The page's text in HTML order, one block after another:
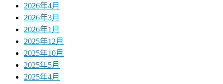
2026年4月
2026年3月
2026年1月
2025年12月
2025年10月
2025年5月
2025年4月